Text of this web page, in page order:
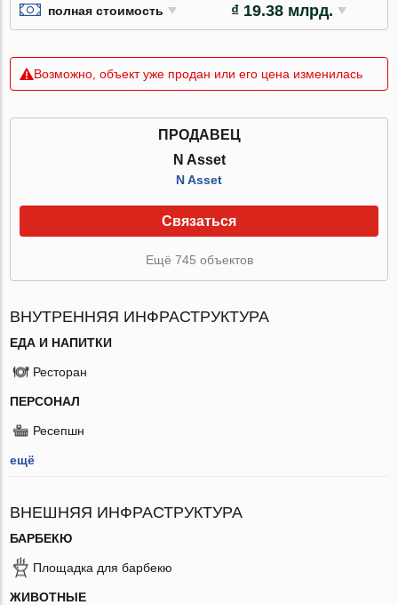
полная стоимость ₫ 19.38 млрд.
Возможно, объект уже продан или его цена изменилась
ПРОДАВЕЦ
N Asset
N Asset
Связаться
Ещё 745 объектов
ВНУТРЕННЯЯ ИНФРАСТРУКТУРА
ЕДА И НАПИТКИ
Ресторан
ПЕРСОНАЛ
Ресепшн
ещё
ВНЕШНЯЯ ИНФРАСТРУКТУРА
БАРБЕКЮ
Площадка для барбекю
ЖИВОТНЫЕ